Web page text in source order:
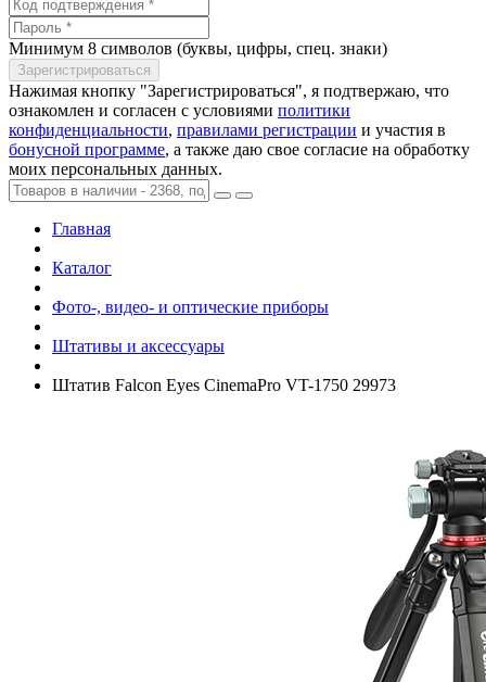
Минимум 8 символов (буквы, цифры, спец. знаки)
Нажимая кнопку "Зарегистрироваться", я подтвержаю, что
ознакомлен и согласен с условиями политики
конфиденциальности, правилами регистрации и участия в
бонусной программе, а также даю свое согласие на обработку
моих персональных данных.
Главная
Каталог
Фото-, видео- и оптические приборы
Штативы и аксессуары
Штатив Falcon Eyes CinemaPro VT-1750 29973